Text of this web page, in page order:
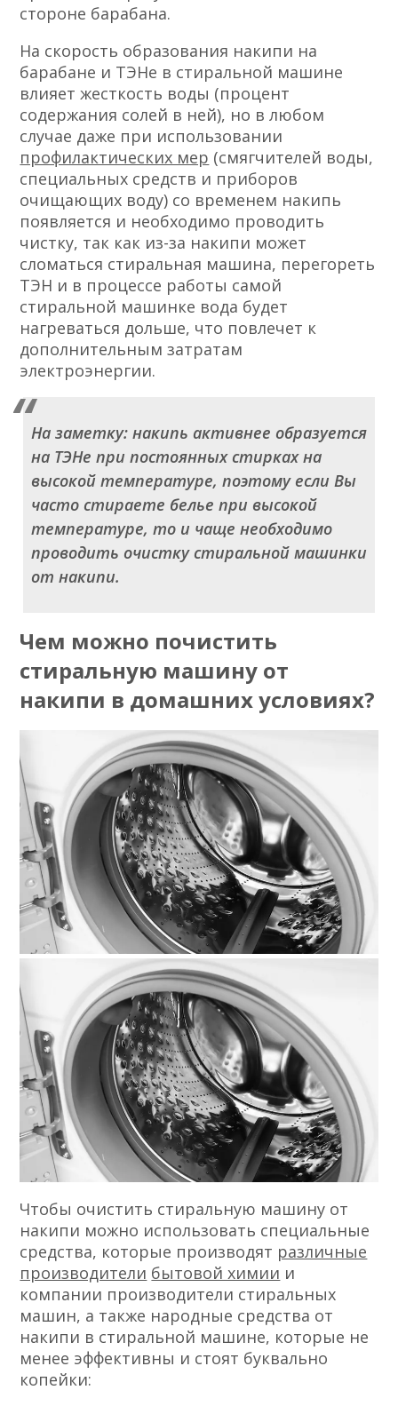
стороне барабана.
На скорость образования накипи на
барабане и ТЭНе в стиральной машине
влияет жесткость воды (процент
содержания солей в ней), но в любом
случае даже при использовании
профилактических мер (смягчителей воды,
специальных средств и приборов
очищающих воду) со временем накипь
появляется и необходимо проводить
чистку, так как из-за накипи может
сломаться стиральная машина, перегореть
ТЭН и в процессе работы самой
стиральной машинке вода будет
нагреваться дольше, что повлечет к
дополнительным затратам
электроэнергии.
На заметку: накипь активнее образуется
на ТЭНе при постоянных стирках на
высокой температуре, поэтому если Вы
часто стираете белье при высокой
температуре, то и чаще необходимо
проводить очистку стиральной машинки
от накипи.
Чем можно почистить
стиральную машину от
накипи в домашних условиях?
Чтобы очистить стиральную машину от
накипи можно использовать специальные
средства, которые производят различные
производители бытовой химии и
компании производители стиральных
машин, а также народные средства от
накипи в стиральной машине, которые не
менее эффективны и стоят буквально
копейки: